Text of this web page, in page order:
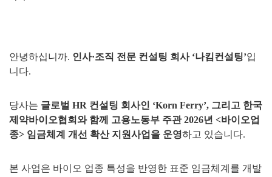
안녕하십니까. 인사·조직 전문 컨설팅 회사 ‘나킴컨설팅’입
니다.
당사는 글로벌 HR 컨설팅 회사인 ‘Korn Ferry’, 그리고 한국
제약바이오협회와 함께 고용노동부 주관2026년 <바이오업
종> 임금체계 개선 확산 지원사업을 운영하고 있습니다.
본 사업은 바이오 업종 특성을 반영한 표준 임금체계를 개발